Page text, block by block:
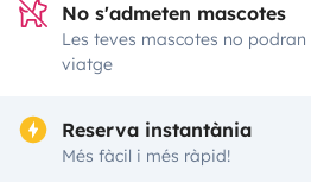
No s'admeten mascotes
Les teves mascotes no
viatge
Reserva instantània
Més fàcil i més ràpid!